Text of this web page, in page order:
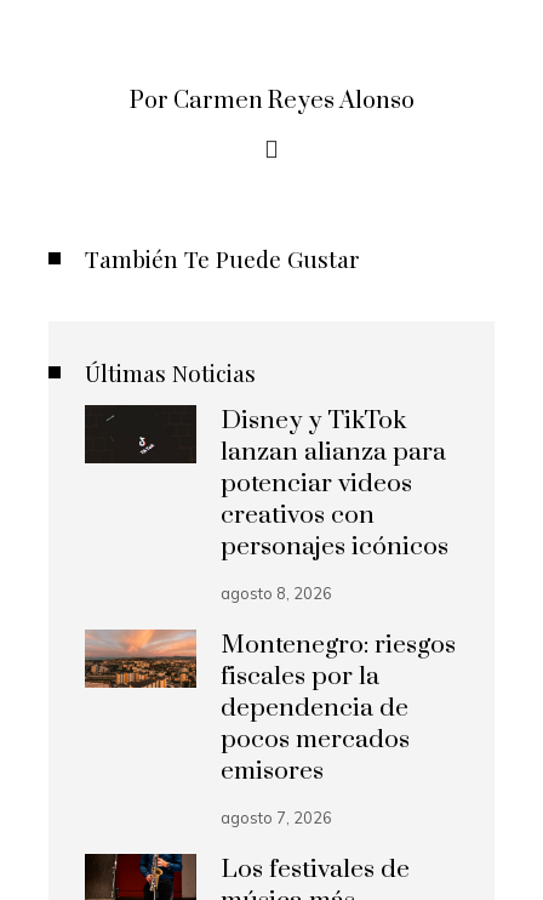
Por Carmen Reyes Alonso
También Te Puede Gustar
Últimas Noticias
Disney y TikTok
lanzan alianza para
potenciar videos
creativos con
personajes icónicos
agosto 8, 2026
Montenegro: riesgos
fiscales por la
dependencia de
pocos mercados
emisores
agosto 7, 2026
Los festivales de